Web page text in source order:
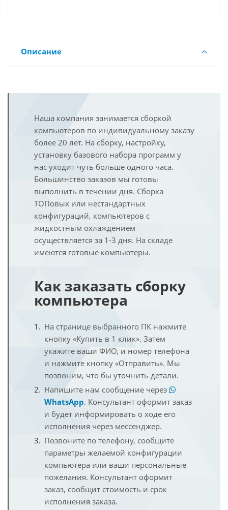
Описание
Наша компания занимается сборкой
компьютеров по индивидуальному заказу
более 20 лет. На сборку, настройку,
установку базового набора программ у
нас уходит чуть больше одного часа.
Большинство заказов мы готовы
выполнить в течении дня. Сборка
ТОПовых или нестандартных
конфигураций, компьютеров с
жидкостным охлаждением
осуществляется за 1-3 дня. На складе
имеются готовые компьютеры.
Как заказать сборку
компьютера
На странице выбранного ПК нажмите
кнопку «Купить в 1 клик». Затем
укажите ваши ФИО, и номер телефона
и нажмите кнопку «Отправить». Мы
позвоним, что бы уточнить детали.
Напишите нам сообщение через
WhatsApp. Консультант оформит заказ
и будет информировать о ходе его
исполнения через мессенджер.
Позвоните по телефону, сообщите
параметры желаемой конфигурации
компьютера или ваши персональные
пожелания. Консультант оформит
заказ, сообщит стоимость и срок
исполнения заказа.